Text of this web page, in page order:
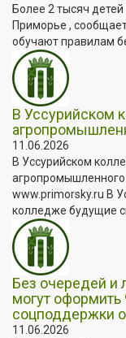
Более 2 тысяч
Приморье ,
обучают правилам
В Уссурийском
11.06.2026
В Уссурийском
www.primorsky.ru В
колледже будущие
Без очередей и
могут
соцподдержки
11.06.2026